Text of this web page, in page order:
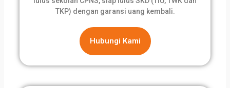
TKP) dengan garansi uang kembali.
Hubungi Kami